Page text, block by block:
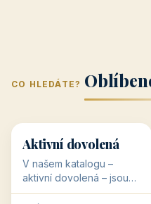
CO HLEDÁTE?
🥾 36 objektů
Aktivní dovolená
V našem katalogu –
aktivní dovolená – jsou
pro Vás připraveny